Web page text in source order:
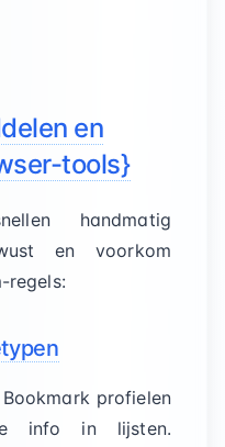
en
tools}
handmatig
en voorkom
regels:
Bookmark profielen
info in lijsten.